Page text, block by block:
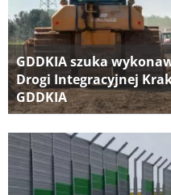
GDDKIA szuka
Drogi Integracyjnej
GDDKIA